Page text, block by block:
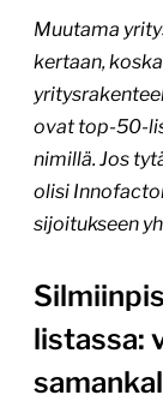
Muutama
kertaan,
ovat top-50-
nimillä. Jos
olisi
sijoitukseen
listassa: